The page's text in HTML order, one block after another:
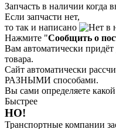
Запчасть в наличии когда
Если запчасти нет,
то так и написано
Нажмите "Сообщить о
Вам автоматически
товара.
Сайт автоматически
РАЗНЫМИ способами.
Вы сами определяете
Быстрее
НО!
Транспортные компании